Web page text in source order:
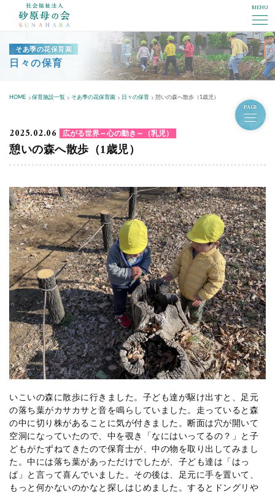
MENU
そあ季の花保育園
日々の保育
HOME 保育施設一覧 そあ季の花保育園 日々の保育 憩いの森へ散歩（1歳児）
PAGE
2025.02.06 広がる世界～心の動き～（乳児）
憩いの森へ散歩（1歳児）
いこいの森に散歩に行きました。子ども達が駆け出すと、足元
の落ち葉がカサカサと音を鳴らしていました。走っていると森
の中に切り株があることに気が付きました。断面は穴が開いて
空洞になっていたので、中を覗き「なにはいってるの？」と子
どもがたずねてきたので保育士が、中の物を取り出してみまし
た。中には落ち葉があっただけでしたが、子ども達は「はっ
ぱ」と言って喜んでいました。その後は、足元に手を置いて、
もっと何かないのかなと探しはじめました。するとドングリや